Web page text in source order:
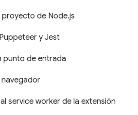
proyecto de Node.js
y Jest
punto de entrada
navegador
service worker de la extensión